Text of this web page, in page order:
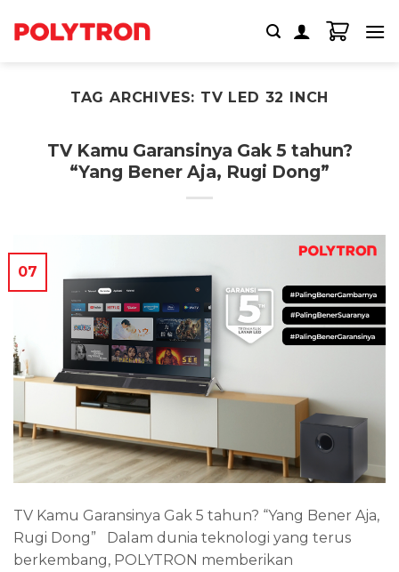
TAG ARCHIVES: TV LED 32 INCH
TV Kamu Garansinya Gak 5 tahun?
“Yang Bener Aja, Rugi Dong”
07
TV Kamu Garansinya Gak 5 tahun? “Yang Bener Aja,
Rugi Dong” Dalam dunia teknologi yang terus
berkembang, POLYTRON memberikan